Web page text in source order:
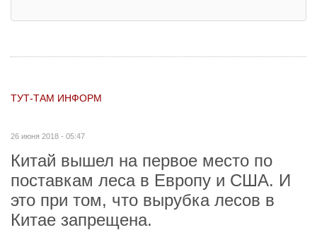
ТУТ-ТАМ ИНФОРМ
26 июня 2018 - 05:47
Китай вышел на первое место по
поставкам леса в Европу и США. И
это при том, что вырубка лесов в
Китае запрещена.